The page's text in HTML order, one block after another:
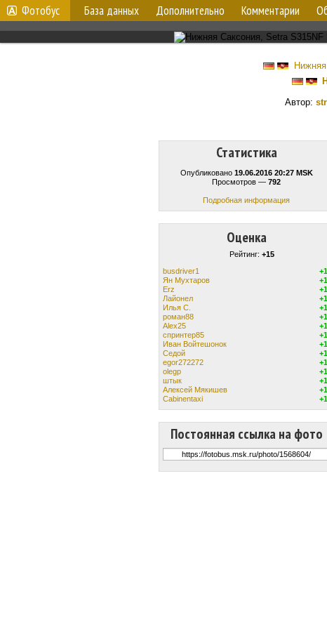
Фотобус База данных Дополнительно Комментарии
Автор:
Статистика
Опубликовано 19.06.2016 20:27 MSK
Просмотров — 792
Подробная информация
Оценка
Рейтинг: +15
busdriver1
+1
Ян Мухтаров
+1
Erz
+1
Лайонел
+1
Илья С.
+1
роман88
+1
Alex25
+1
спринтер85
+1
Иван Войтешонок
+1
Cедой
+1
egor272272
+1
olegp
+1
штык
+1
Алексей Мякишев
+1
Cabinentaxi
+1
Постоянная ссылка на фото